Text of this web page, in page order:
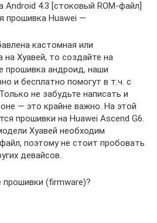
4.3 [стоковый ROM-файл]
прошивка Huawei —
кастомная или
Хуавей, то создайте на
прошивка андроид, наши
и бесплатно помогут в т.ч. с
не забудьте написать и
— это крайне важно. На этой
прошивки на Huawei Ascend G6.
Хуавей необходим
поэтому не стоит пробовать
девайсов.
(firmware)?